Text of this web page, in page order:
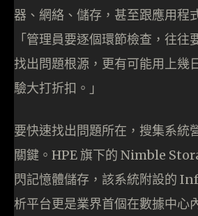
器、網絡、儲存，甚至跟應用程
「管理員要逐個環節檢查，往往
找出問題根源，更有可能用上幾
驗大打折扣。」
要快速找出問題所在，搜集系統
關鍵。HPE 旗下的 Nimble
閃記憶體儲存，該系統附設的
析平台更是業界首個在數據中心